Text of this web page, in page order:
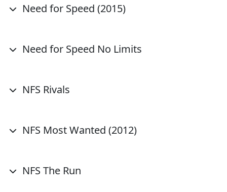
Need for Speed (2015)
Need for Speed No Limits
NFS Rivals
NFS Most Wanted (2012)
NFS The Run